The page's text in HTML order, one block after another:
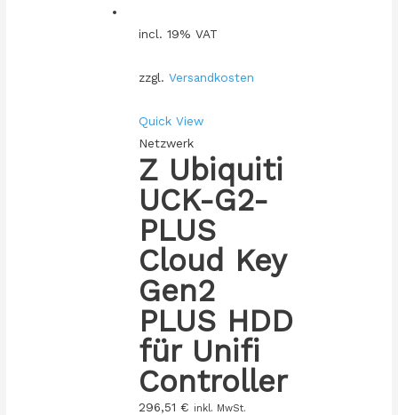
incl. 19% VAT
zzgl. Versandkosten
Quick View
Netzwerk
Z Ubiquiti
UCK-G2-
PLUS
Cloud Key
Gen2
PLUS HDD
für Unifi
Controller
296,51 € inkl. MwSt.